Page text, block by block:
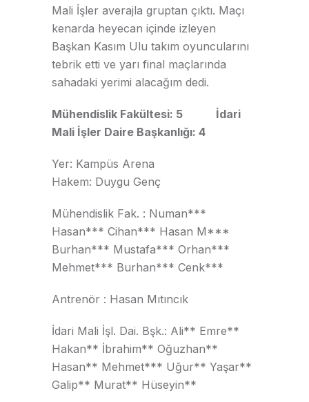
Mali İşler averajla gruptan çıktı. Maçı
kenarda heyecan içinde izleyen
Başkan Kasım Ulu takım oyuncularını
tebrik etti ve yarı final maçlarında
sahadaki yerimi alacağım dedi.
Mühendislik Fakültesi: 5 İdari
Mali İşler Daire Başkanlığı: 4
Yer: Kampüs Arena
Hakem: Duygu Genç
Mühendislik Fak. : Numan***
Hasan*** Cihan*** Hasan M***
Burhan*** Mustafa*** Orhan***
Mehmet*** Burhan*** Cenk***
Antrenör : Hasan Mıtıncık
İdari Mali İşl. Dai. Bşk.: Ali** Emre**
Hakan** İbrahim** Oğuzhan**
Hasan** Mehmet*** Uğur** Yaşar**
Galip** Murat** Hüseyin**